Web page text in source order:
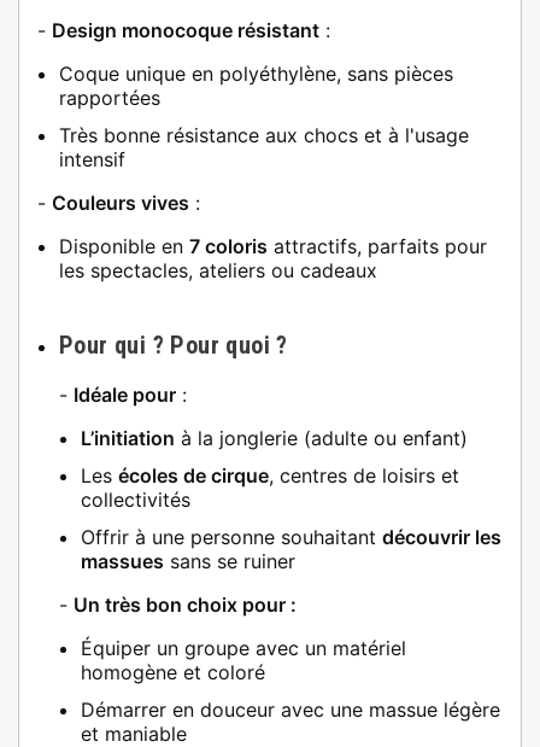
- Design monocoque résistant :
Coque unique en polyéthylène, sans pièces
rapportées
Très bonne résistance aux chocs et à l'usage
intensif
- Couleurs vives :
Disponible en 7 coloris attractifs, parfaits pour
les spectacles, ateliers ou cadeaux
Pour qui ? Pour quoi ?
- Idéale pour :
L’initiation à la jonglerie (adulte ou enfant)
Les écoles de cirque, centres de loisirs et
collectivités
Offrir à une personne souhaitant découvrir les
massues sans se ruiner
- Un très bon choix pour :
Équiper un groupe avec un matériel
homogène et coloré
Démarrer en douceur avec une massue légère
et maniable